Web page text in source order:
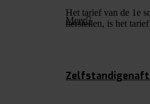
Het tarief van de 1e
herstellen, is het
Meer